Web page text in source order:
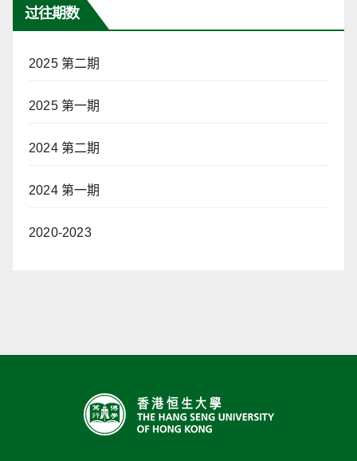
过往期数
2025 第二期
2025 第一期
2024 第二期
2024 第一期
2020-2023